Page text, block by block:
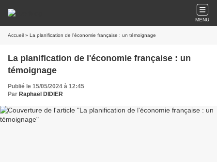
MENU
Accueil » La planification de l'économie française : un témoignage
La planification de l'économie française : un
témoignage
Publié le 15/05/2024 à 12:45
Par Raphaël DIDIER